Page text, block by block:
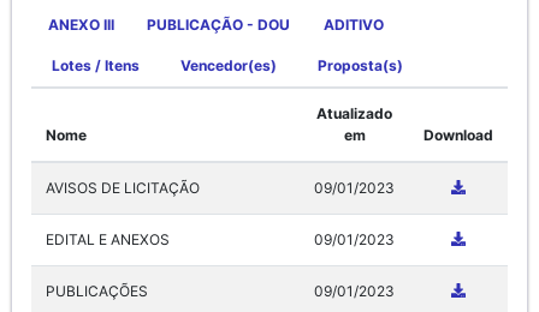
ANEXO III PUBLICAÇÃO - DOU ADITIVO
Lotes / Itens Vencedor(es) Proposta(s)
Nome
Atualizado
em
Download
AVISOS DE LICITAÇÃO 09/01/2023
EDITAL E ANEXOS 09/01/2023
PUBLICAÇÕES 09/01/2023